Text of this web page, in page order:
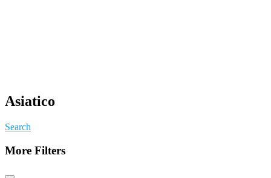
Asiatico
Search
More Filters